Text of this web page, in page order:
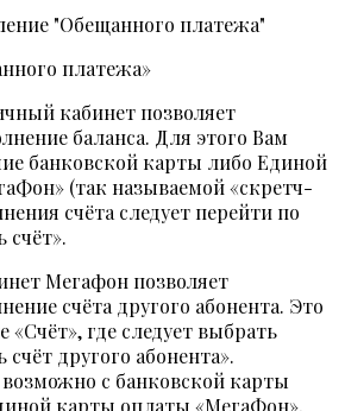
платежа»
кабинет позволяет
баланса. Для этого Вам
банковской карты либо Единой
(так называемой «скретч-
счёта следует перейти по
счёт».
Мегафон позволяет
счёта другого абонента. Это
«Счёт», где следует выбрать
другого абонента».
с банковской карты